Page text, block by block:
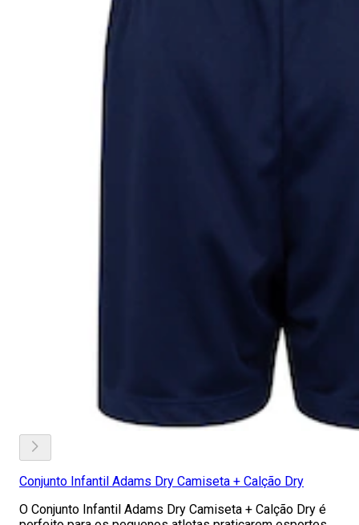
Conjunto Infantil Adams Dry Camiseta + Calção Dry
O Conjunto Infantil Adams Dry Camiseta + Calção Dry é